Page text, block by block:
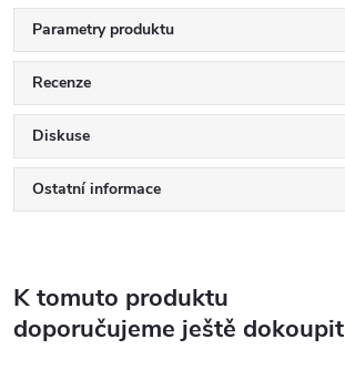
Parametry produktu
Recenze
Diskuse
Ostatní informace
K tomuto produktu
doporučujeme ještě dokoupit